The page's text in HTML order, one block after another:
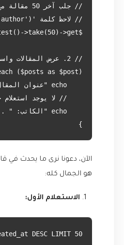
}
الآن، دعونا نرى ما يحدث في
هو الجمال كله:
الاستعلام الأول:
DESC LIMIT 50;